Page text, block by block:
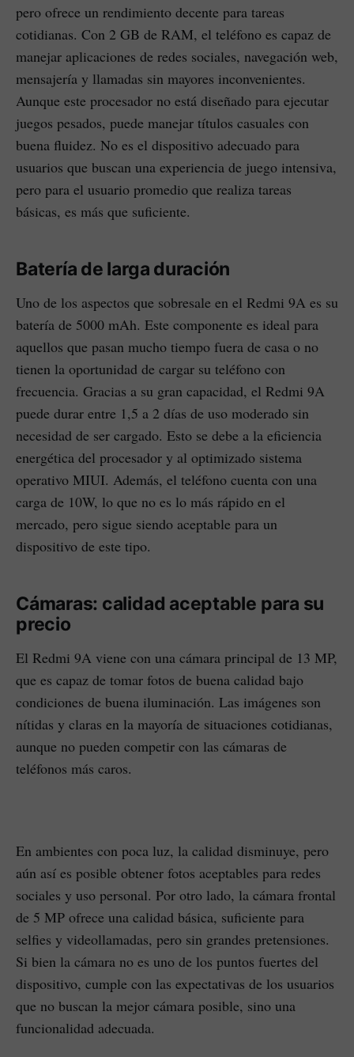
pero ofrece un rendimiento decente para tareas
cotidianas. Con 2 GB de RAM, el teléfono es capaz de
manejar aplicaciones de redes sociales, navegación web,
mensajería y llamadas sin mayores inconvenientes.
Aunque este procesador no está diseñado para ejecutar
juegos pesados, puede manejar títulos casuales con
buena fluidez. No es el dispositivo adecuado para
usuarios que buscan una experiencia de juego intensiva,
pero para el usuario promedio que realiza tareas
básicas, es más que suficiente.
Batería de larga duración
Uno de los aspectos que sobresale en el Redmi 9A es su
batería de 5000 mAh. Este componente es ideal para
aquellos que pasan mucho tiempo fuera de casa o no
tienen la oportunidad de cargar su teléfono con
frecuencia. Gracias a su gran capacidad, el Redmi 9A
puede durar entre 1,5 a 2 días de uso moderado sin
necesidad de ser cargado. Esto se debe a la eficiencia
energética del procesador y al optimizado sistema
operativo MIUI. Además, el teléfono cuenta con una
carga de 10W, lo que no es lo más rápido en el
mercado, pero sigue siendo aceptable para un
dispositivo de este tipo.
Cámaras: calidad aceptable para su
precio
El Redmi 9A viene con una cámara principal de 13 MP,
que es capaz de tomar fotos de buena calidad bajo
condiciones de buena iluminación. Las imágenes son
nítidas y claras en la mayoría de situaciones cotidianas,
aunque no pueden competir con las cámaras de
teléfonos más caros.
En ambientes con poca luz, la calidad disminuye, pero
aún así es posible obtener fotos aceptables para redes
sociales y uso personal. Por otro lado, la cámara frontal
de 5 MP ofrece una calidad básica, suficiente para
selfies y videollamadas, pero sin grandes pretensiones.
Si bien la cámara no es uno de los puntos fuertes del
dispositivo, cumple con las expectativas de los usuarios
que no buscan la mejor cámara posible, sino una
funcionalidad adecuada.